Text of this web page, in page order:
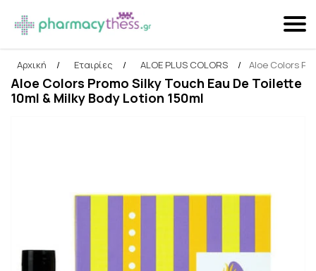
Αναζήτηση
Αρχική / Εταιρίες / ALOE PLUS COLORS / Aloe Colors
Aloe Colors Promo Silky Touch Eau De Toilette
10ml & Milky Body Lotion 150ml